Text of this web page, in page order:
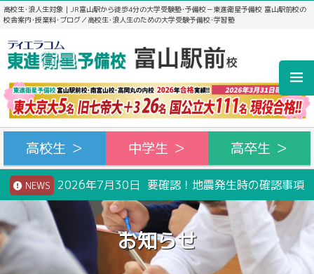
高校生･浪人生対象｜JR富山駅から徒歩4分の大学受験塾･予備校－東進衛星予備校 富山駅前校の
校舎案内･授業料･ブログ／高校生･浪人生のための大学受験予備校･学習塾
高校生 ＞ 中学生 ＞ 高卒生 ＞
NEWS 2026年7月30日 要確認！地震発生時の確認事項
お知らせ